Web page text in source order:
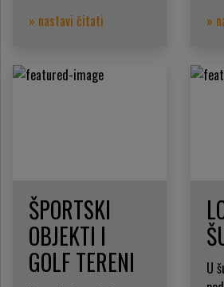
» nastavi čitati
»
ŠPORTSKI
OBJEKTI I
GOLF TERENI
U